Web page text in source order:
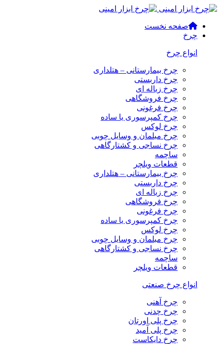
صفحه نخست
چرخ
انواع چرخ
چرخ بیمارستانی – هتلداری
چرخ داربستی
چرخ زباله ای
چرخ فروشگاهی
چرخ فرغونی
چرخ کمپرسوری یا ساده
چرخ لوکس
چرخ مبلمان و وسایل چوبی
چرخ نساجی و کشتارگاهی
ساچمه
قطعات ویلچر
چرخ بیمارستانی – هتلداری
چرخ داربستی
چرخ زباله ای
چرخ فروشگاهی
چرخ فرغونی
چرخ کمپرسوری یا ساده
چرخ لوکس
چرخ مبلمان و وسایل چوبی
چرخ نساجی و کشتارگاهی
ساچمه
قطعات ویلچر
انواع چرخ صنعتی
چرخ آهنی
چرخ چدنی
چرخ پلی اورتان
چرخ پلی آمید
چرخ دایکاست